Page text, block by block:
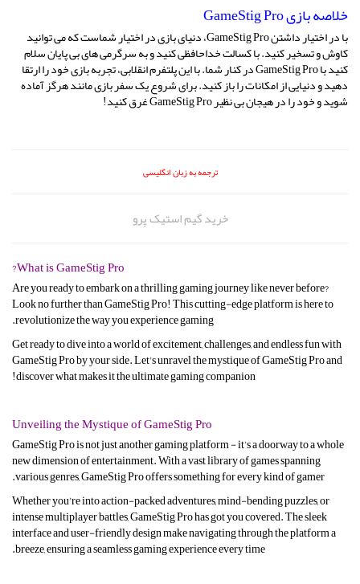
خلاصه بازی GameStig Pro
با در اختیار داشتن GameStig Pro، دنیای بازی در اختیار شماست که می توانید
کاوش و تسخیر کنید. با کسالت خداحافظی کنید و به سرگرمی های بی پایان سلام
کنید با GameStig Pro در کنار شما. با این پلتفرم انقلابی، تجربه بازی خود را ارتقا
دهید و دنیایی از امکانات را باز کنید. برای شروع یک سفر بازی مانند هرگز آماده
شوید و خود را در هیجان بی نظیر GameStig Pro غرق کنید!
ترجمه به زبان انگلیسی
خرید گیم استیک پرو
What is GameStig Pro?
Are you ready to embark on a thrilling gaming journey like never before?
Look no further than GameStig Pro! This cutting-edge platform is here to
revolutionize the way you experience gaming.
Get ready to dive into a world of excitement, challenges, and endless fun with
GameStig Pro by your side. Let's unravel the mystique of GameStig Pro and
discover what makes it the ultimate gaming companion!
Unveiling the Mystique of GameStig Pro
GameStig Pro is not just another gaming platform - it's a doorway to a whole
new dimension of entertainment. With a vast library of games spanning
various genres, GameStig Pro offers something for every kind of gamer.
Whether you're into action-packed adventures, mind-bending puzzles, or
intense multiplayer battles, GameStig Pro has got you covered. The sleek
interface and user-friendly design make navigating through the platform a
breeze, ensuring a seamless gaming experience every time.